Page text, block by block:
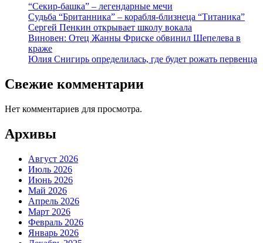
“Секир-башка” – легендарные мечи
Судьба “Британника” – корабля-близнеца “Титаника”
Сергей Пенкин открывает школу вокала
Виновен: Отец Жанны Фриске обвинил Шепелева в
краже
Юлия Снигирь определилась, где будет рожать первенца
Свежие комментарии
Нет комментариев для просмотра.
Архивы
Август 2026
Июль 2026
Июнь 2026
Май 2026
Апрель 2026
Март 2026
Февраль 2026
Январь 2026